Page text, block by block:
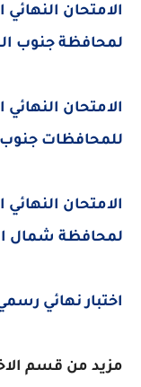
الامتحان النهائي
لمحافظة جنوب
الامتحان النهائي
للمحافظات
الامتحان النهائي
لمحافظة شمال
اختبار نهائي
مزيد من قسم